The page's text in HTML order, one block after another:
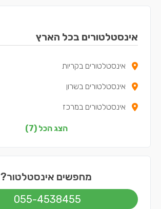
אינסטלטורים בכל הארץ
אינסטלטורים בקריות
אינסטלטורים בשרון
אינסטלטורים במרכז
אינסטלטורים בצפון
אינסטלטורים בדרום
אינסטלטורים בתל אביב
הצג הכל (7)
מחפשים אינסטלטור?
055-4538455